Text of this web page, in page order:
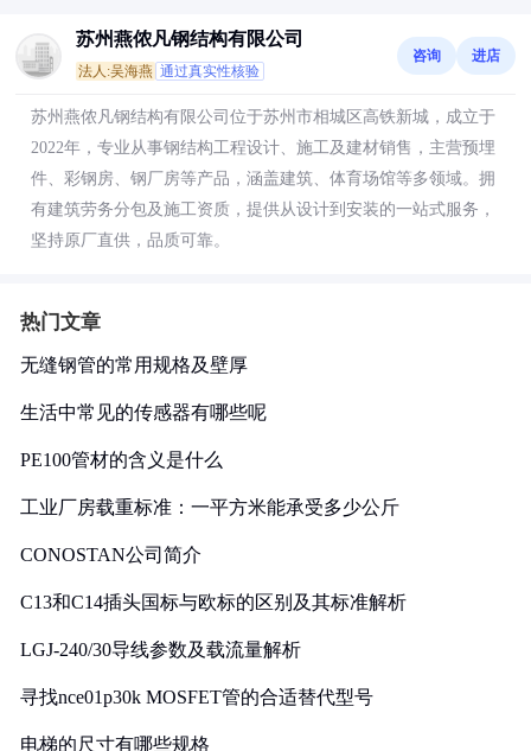
苏州燕侬凡钢结构有限公司
法人:吴海燕 通过真实性核验
咨询 进店
苏州燕侬凡钢结构有限公司位于苏州市相城区高铁新城，成立于
2022年，专业从事钢结构工程设计、施工及建材销售，主营预埋
件、彩钢房、钢厂房等产品，涵盖建筑、体育场馆等多领域。拥
有建筑劳务分包及施工资质，提供从设计到安装的一站式服务，
坚持原厂直供，品质可靠。
热门文章
无缝钢管的常用规格及壁厚
生活中常见的传感器有哪些呢
PE100管材的含义是什么
工业厂房载重标准：一平方米能承受多少公斤
CONOSTAN公司简介
C13和C14插头国标与欧标的区别及其标准解析
LGJ-240/30导线参数及载流量解析
寻找nce01p30k MOSFET管的合适替代型号
电梯的尺寸有哪些规格